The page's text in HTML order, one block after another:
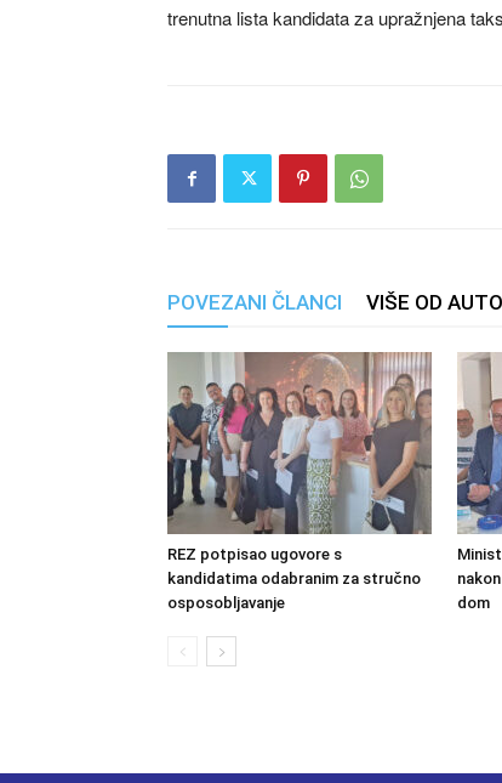
trenutna lista kandidata za upražnjena
POVEZANI ČLANCI VIŠE OD
REZ potpisao ugovore s
kandidatima odabranim za stručno
osposobljavanje
dom